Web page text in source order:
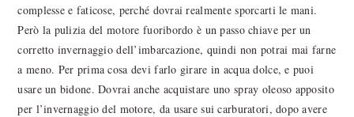
complesse e faticose, perché dovrai realmente sporcarti le mani.
Però la pulizia del motore fuoribordo è un passo chiave per un
corretto invernaggio dell’imbarcazione, quindi non potrai mai farne
a meno. Per prima cosa devi farlo girare in acqua dolce, e puoi
usare un bidone. Dovrai anche acquistare uno spray oleoso apposito
per l’invernaggio del motore, da usare sui carburatori, dopo avere